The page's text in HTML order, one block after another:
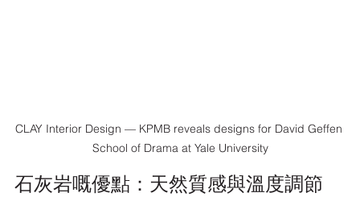
CLAY Interior Design — KPMB reveals designs for David Geffen
School of Drama at Yale University
石灰岩嘅優點：天然質感與溫度調節